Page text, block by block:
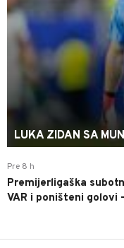
LUKA ZIDAN SA
Pre 8 h
Premijerligaška
VAR i poništeni golovi